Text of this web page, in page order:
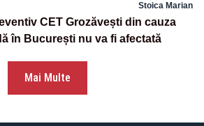
Stoica Marian
CET Grozăvești din cauza
în București nu va fi afectată
Mai Multe